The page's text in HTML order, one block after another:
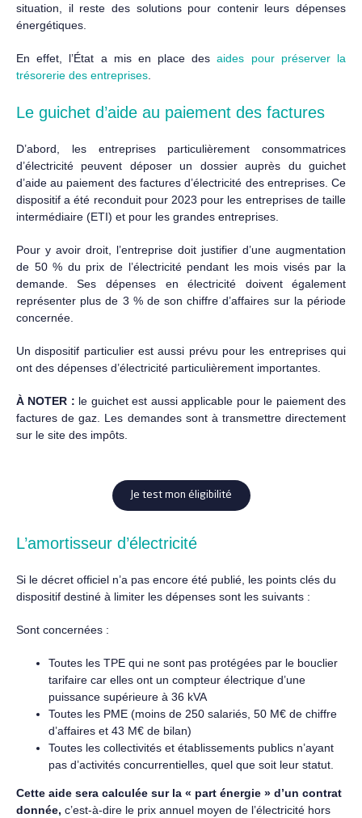
situation, il reste des solutions pour contenir leurs dépenses
énergétiques.
En effet, l’État a mis en place desaides pour préserver la
trésorerie des entreprises.
Le guichet d’aide au paiement des factures
D’abord, les entreprises particulièrement consommatrices
d’électricité peuvent déposer un dossier auprès du guichet
d’aide au paiement des factures d’électricité des entreprises. Ce
dispositif a été reconduit pour 2023 pour les entreprises de taille
intermédiaire (ETI) et pour les grandes entreprises.
Pour y avoir droit, l’entreprise doit justifier d’une augmentation
de 50 % du prix de l’électricité pendant les mois visés par la
demande. Ses dépenses en électricité doivent également
représenter plus de 3 % de son chiffre d’affaires sur la période
concernée.
Un dispositif particulier est aussi prévu pour les entreprises qui
ont des dépenses d’électricité particulièrement importantes.
À NOTER : le guichet est aussi applicable pour le paiement des
factures de gaz. Les demandes sont à transmettre directement
sur le site des impôts.
Je test mon éligibilité
L’amortisseur d’électricité
Si le décret officiel n’a pas encore été publié, les points clés du
dispositif destiné à limiter les dépenses sont les suivants :
Sont concernées :
Toutes les TPE qui ne sont pas protégées par le bouclier
tarifaire car elles ont un compteur électrique d’une
puissance supérieure à 36 kVA
Toutes les PME (moins de 250 salariés, 50 M€ de chiffre
d’affaires et 43 M€ de bilan)
Toutes les collectivités et établissements publics n’ayant
pas d’activités concurrentielles, quel que soit leur statut.
Cette aide sera calculée sur la « part énergie » d’un contrat
donnée, c’est-à-dire le prix annuel moyen de l’électricité hors